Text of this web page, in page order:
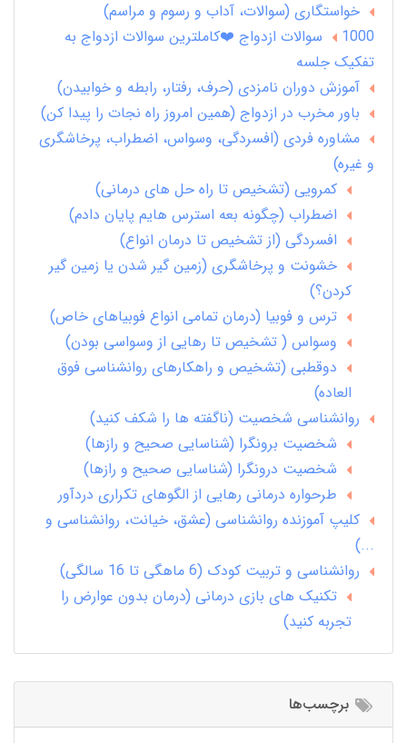
خواستگاری (سوالات، آداب و رسوم و مراسم)
1000 سوالات ازدواج ❤️کاملترین سوالات ازدواج به
تفکیک جلسه
آموزش دوران نامزدی (حرف، رفتار، رابطه و خوابیدن)
باور مخرب در ازدواج (همین امروز راه نجات را پیدا کن)
مشاوره فردی (افسردگی، وسواس، اضطراب، پرخاشگری
و غیره)
کمرویی (تشخیص تا راه حل های درمانی)
اضطراب (چگونه بعه استرس هایم پایان دادم)
افسردگی (از تشخیص تا درمان انواع)
خشونت و پرخاشگری (زمین گیر شدن یا زمین گیر
کردن؟)
ترس و فوبیا (درمان تمامی انواع فوبیاهای خاص)
وسواس ( تشخیص تا رهایی از وسواسی بودن)
دوقطبی (تشخیص و راهکارهای روانشناسی فوق
العاده)
روانشناسی شخصیت (ناگفته ها را شکف کنید)
شخصیت برونگرا (شناسایی صحیح و رازها)
شخصیت درونگرا (شناسایی صحیح و رازها)
طرحواره درمانی رهایی از الگوهای تکراری دردآور
کلیپ آموزنده روانشناسی (عشق، خیانت، روانشناسی و
...)
روانشناسی و تربیت کودک (6 ماهگی تا 16 سالگی)
تکنیک های بازی درمانی (درمان بدون عوارض را
تجربه کنید)
برچسب‌ها